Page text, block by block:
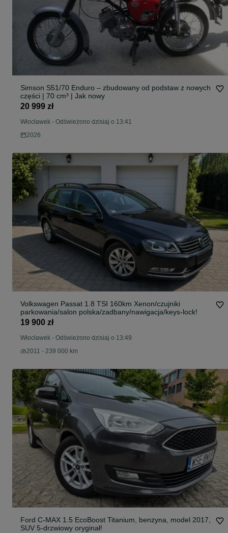
Simson S51/70 Enduro – zbudowany od podstaw z nowych
części | 70 cm³ | Jak nowy
20 999 zł
Włocławek - Odświeżono dzisiaj o 13:41
2026
Volkswagen Passat 1.8 TSI 160km Xenon/czujniki
parkowania/salon polska/zadbany/nawigacja/keys-lock!
19 900 zł
Włocławek - Odświeżono dzisiaj o 13:49
2011 - 239 000 km
Ford C-MAX 1.5 EcoBoost Titanium, benzyna, model 2017,
SUV 5-drzwiowy oryginał!